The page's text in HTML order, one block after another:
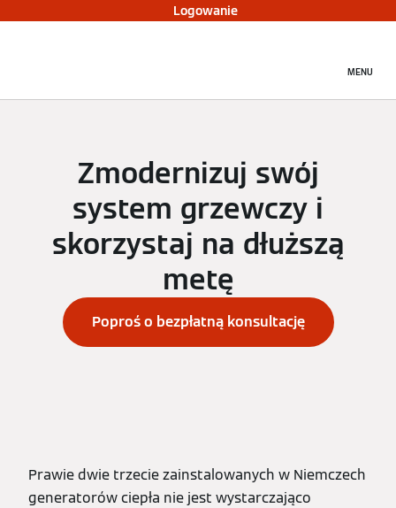
Logowanie
MENU
Zmodernizuj swój
system grzewczy i
skorzystaj na dłuższą
metę
Poproś o bezpłatną konsultację
Prawie dwie trzecie zainstalowanych w Niemczech
generatorów ciepła nie jest wystarczająco